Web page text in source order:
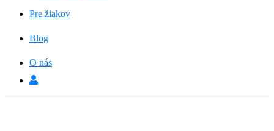
Pre žiakov
Blog
O nás